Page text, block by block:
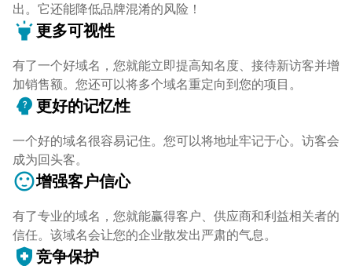
出。它还能降低品牌混淆的风险！
highlight更多可视性
有了一个好域名，您就能立即提高知名度、接待新访客并增
加销售额。您还可以将多个域名重定向到您的项目。
psychology_alt 更好的记忆性
一个好的域名很容易记住。您可以将地址牢记于心。访客会
成为回头客。
sentiment_satisfied增强客户信心
有了专业的域名，您就能赢得客户、供应商和利益相关者的
信任。该域名会让您的企业散发出严肃的气息。
health_and_safety 竞争保护